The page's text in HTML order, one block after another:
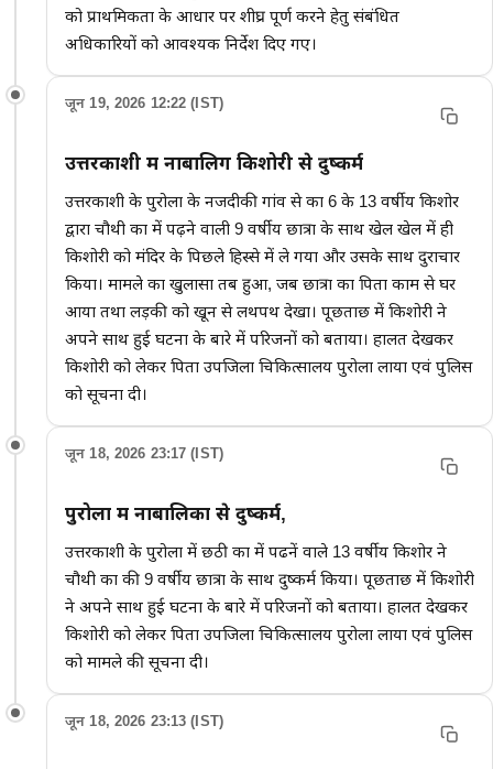
को प्राथमिकता के आधार पर शीघ्र पूर्ण करने हेतु संबंधित
अधिकारियों को आवश्यक निर्देश दिए गए।
जून 19, 2026 12:22 (IST)
उत्तरकाशी में नाबालिग किशोरी से दुष्कर्म
उत्तरकाशी के पुरोला के नजदीकी गांव से कक्षा 6 के 13 वर्षीय किशोर
द्वारा चौथी कक्षा में पढ़ने वाली 9 वर्षीय छात्रा के साथ खेल खेल में ही
किशोरी को मंदिर के पिछले हिस्से में ले गया और उसके साथ दुराचार
किया। मामले का खुलासा तब हुआ, जब छात्रा का पिता काम से घर
आया तथा लड़की को खून से लथपथ देखा। पूछताछ में किशोरी ने
अपने साथ हुई घटना के बारे में परिजनों को बताया। हालत देखकर
किशोरी को लेकर पिता उपजिला चिकित्सालय पुरोला लाया एवं पुलिस
को सूचना दी।
जून 18, 2026 23:17 (IST)
पुरोला में नाबालिका से दुष्कर्म,
उत्तरकाशी के पुरोला में छठी कक्षा में पढनें वाले 13 वर्षीय किशोर ने
चौथी कक्षा की 9 वर्षीय छात्रा के साथ दुष्कर्म किया। पूछताछ में किशोरी
ने अपने साथ हुई घटना के बारे में परिजनों को बताया। हालत देखकर
किशोरी को लेकर पिता उपजिला चिकित्सालय पुरोला लाया एवं पुलिस
को मामले की सूचना दी।
जून 18, 2026 23:13 (IST)